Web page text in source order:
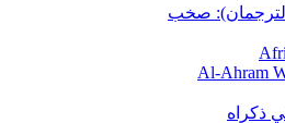
(الترجمان): صخب
Al-Ahram
ذكراه